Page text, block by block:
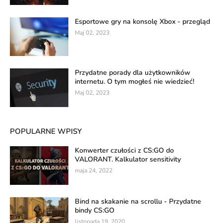
Esportowe gry na konsolę Xbox - przegląd
Maj 02, 2023
Przydatne porady dla użytkowników
internetu. O tym mogłeś nie wiedzieć!
Maj 02, 2023
POPULARNE WPISY
Konwerter czułości z CS:GO do
VALORANT. Kalkulator sensitivity
maja 24, 2022
Bind na skakanie na scrollu - Przydatne
bindy CS:GO
listopada 19, 2020